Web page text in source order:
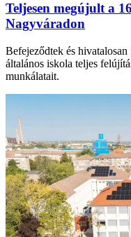
Teljesen megújult a
Nagyváradon
Befejeződtek és
általános iskola teljes
munkálatait.